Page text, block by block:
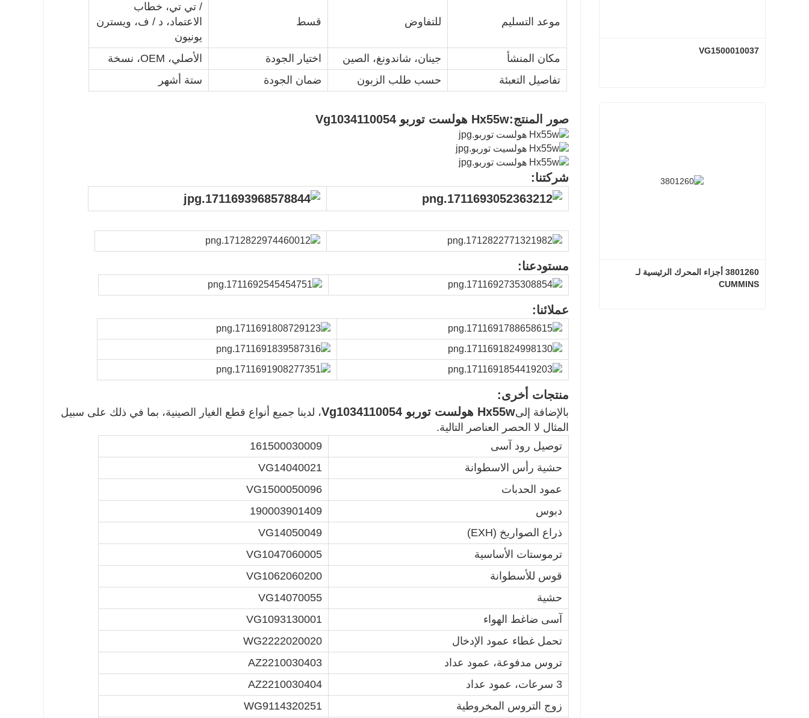
موعد التسليم للتفاوض قسط
/ تي تي، خطاب
الاعتماد، د / ف، ويسترن
يونيون
مكان المنشأ
جينان، شاندونغ، الصين اختيار الجودة
الأصلي، OEM، نسخة
تفاصيل التعبئة
حسب طلب الزبون ضمان الجودة ستة أشهر
صور المنتج:Hx55w هولست توربو Vg1034110054
شركتنا:
مستودعنا:
عملائنا:
منتجات أخرى:
بالإضافة إلىHx55w هولست توربو Vg1034110054
، لدينا جميع أنواع قطع الغيار الصينية، بما في ذلك على سبيل
المثال لا الحصر العناصر التالية.
توصيل رود آسى
161500030009
حشية رأس الاسطوانة
VG14040021
عمود الحدبات
VG1500050096
دبوس
190003901409
ذراع الصواريخ (EXH)
VG14050049
ترموستات الأساسية
VG1047060005
قوس للأسطوانة
VG1062060200
حشية
VG14070055
آسى ضاغط الهواء
VG1093130001
تحمل غطاء عمود الإدخال
WG2222020020
تروس مدفوعة، عمود عداد
AZ2210030403
3 سرعات، عمود عداد
AZ2210030404
زوج التروس المخروطية
WG9114320251
VG1500010037
3801260 أجزاء المحرك الرئيسية لـ
CUMMINS